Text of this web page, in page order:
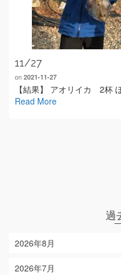
11/27
on 2021-11-27
【結果】 アオリイカ 2杯
Read More
過
2026年8月
2026年7月